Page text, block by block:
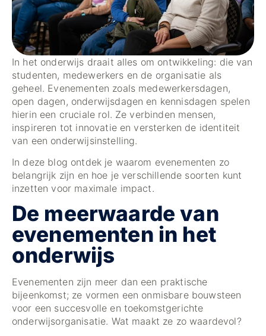
In het onderwijs draait alles om ontwikkeling: die van
studenten, medewerkers en de organisatie als
geheel. Evenementen zoals medewerkersdagen,
open dagen, onderwijsdagen en kennisdagen spelen
hierin een cruciale rol. Ze verbinden mensen,
inspireren tot innovatie en versterken de identiteit
van een onderwijsinstelling.
In deze blog ontdek je waarom evenementen zo
belangrijk zijn en hoe je verschillende soorten kunt
inzetten voor maximale impact.
De meerwaarde van
evenementen in het
onderwijs
Evenementen zijn meer dan een praktische
bijeenkomst; ze vormen een onmisbare bouwsteen
voor een succesvolle en toekomstgerichte
onderwijsorganisatie. Wat maakt ze zo waardevol?